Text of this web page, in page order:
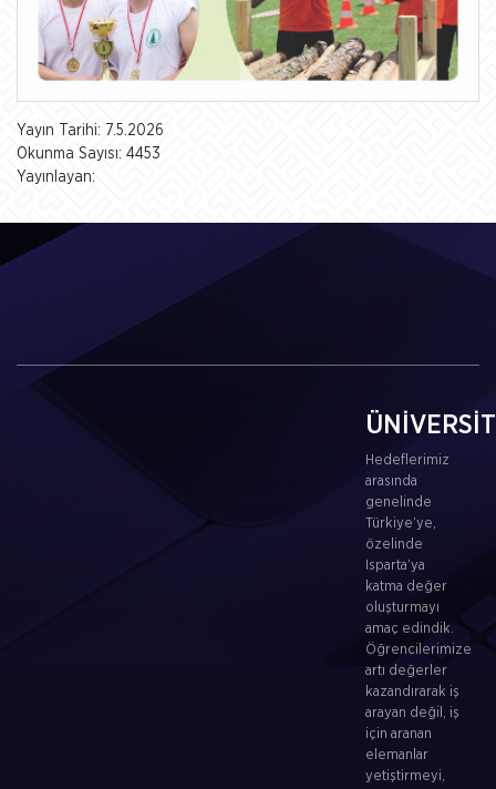
Yayın Tarihi: 7.5.2026
Okunma Sayısı: 4453
Yayınlayan:
Hedeflerimiz
arasında
genelinde
Türkiye’ye,
özelinde
Isparta’ya
katma değer
oluşturmayı
amaç edindik.
Öğrencilerimize
artı değerler
kazandırarak iş
arayan değil, iş
için aranan
elemanlar
yetiştirmeyi,